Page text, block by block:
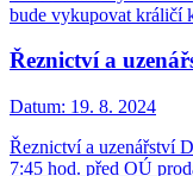
bude vykupovat králičí
Řeznictví a
Datum: 19. 8. 2024
Řeznictví a uzenářství
7:45 hod. před OÚ